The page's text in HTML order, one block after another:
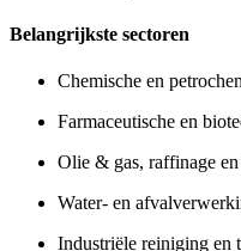
Belangrijkste sectoren
Chemische en
Farmaceutische en
Olie & gas, raffinage
Water- en
Industriële reiniging en